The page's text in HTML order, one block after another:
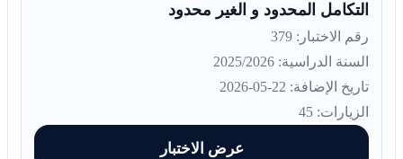
التكامل المحدود و الغير محدود
رقم الاختبار: 379
السنة الدراسية: 2025/2026
تاريخ الإضافة: 22-05-2026
الزيارات: 45
عرض الاختبار